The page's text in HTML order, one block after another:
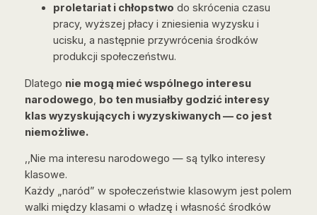
proletariat i chłopstwo do skrócenia czasu
pracy, wyższej płacy i zniesienia wyzysku i
ucisku, a następnie przywrócenia środków
produkcji społeczeństwu.
Dlatego nie mogą mieć wspólnego interesu
narodowego bo ten musiałby godzić interesy
klas wyzyskujących i wyzyskiwanych — co jest
niemożliwe.
,,Nie ma interesu narodowego — są tylko interesy
klasowe.
Każdy „naród” w społeczeństwie klasowym jest polem
walki między klasami o władzę i własność środków